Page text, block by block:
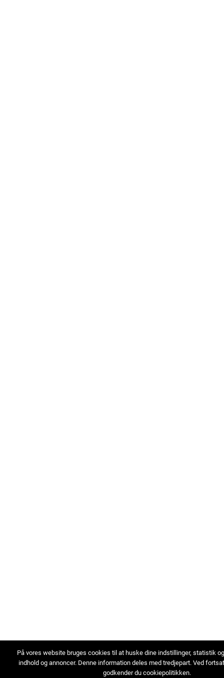
På vores website bruges cookies til at huske dine indstillinger, statistik
indhold og annoncer. Denne information deles med tredjepart. Ved
godkender du cookiepolitikken.